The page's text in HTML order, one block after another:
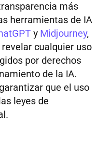
más
herramientas de IA
y Midjourney,
cualquier uso
por derechos
de la IA.
que el uso
leyes de